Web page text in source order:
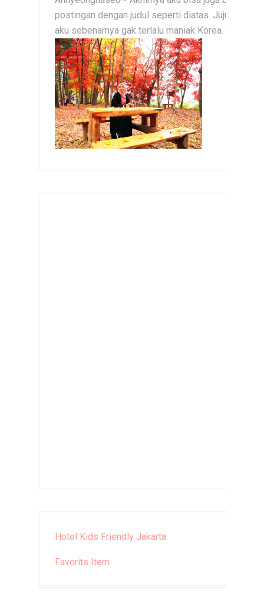
postingan dengan judul seperti diatas. Jujur
aku sebenarnya gak terlalu maniak Korea. C...
Hotel Kids Friendly Jakarta
Favorits Item